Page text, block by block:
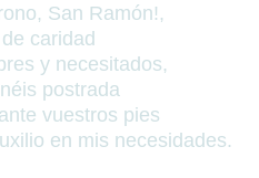
San Ramón!,
caridad
y necesitados,
postrada
vuestros pies
en mis necesidades.